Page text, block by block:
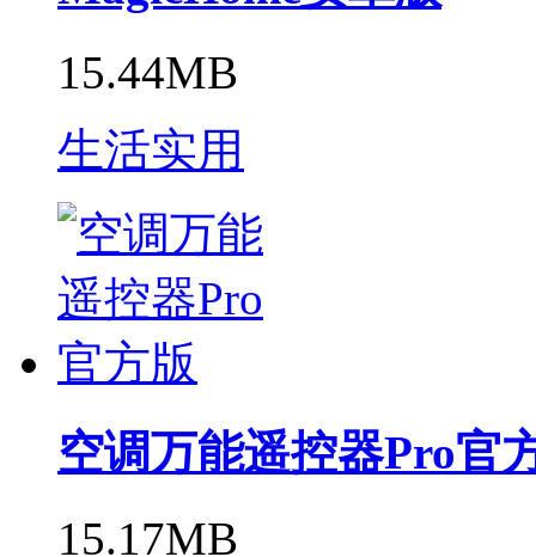
15.44MB
生活实用
空调万能遥控器Pro官
15.17MB